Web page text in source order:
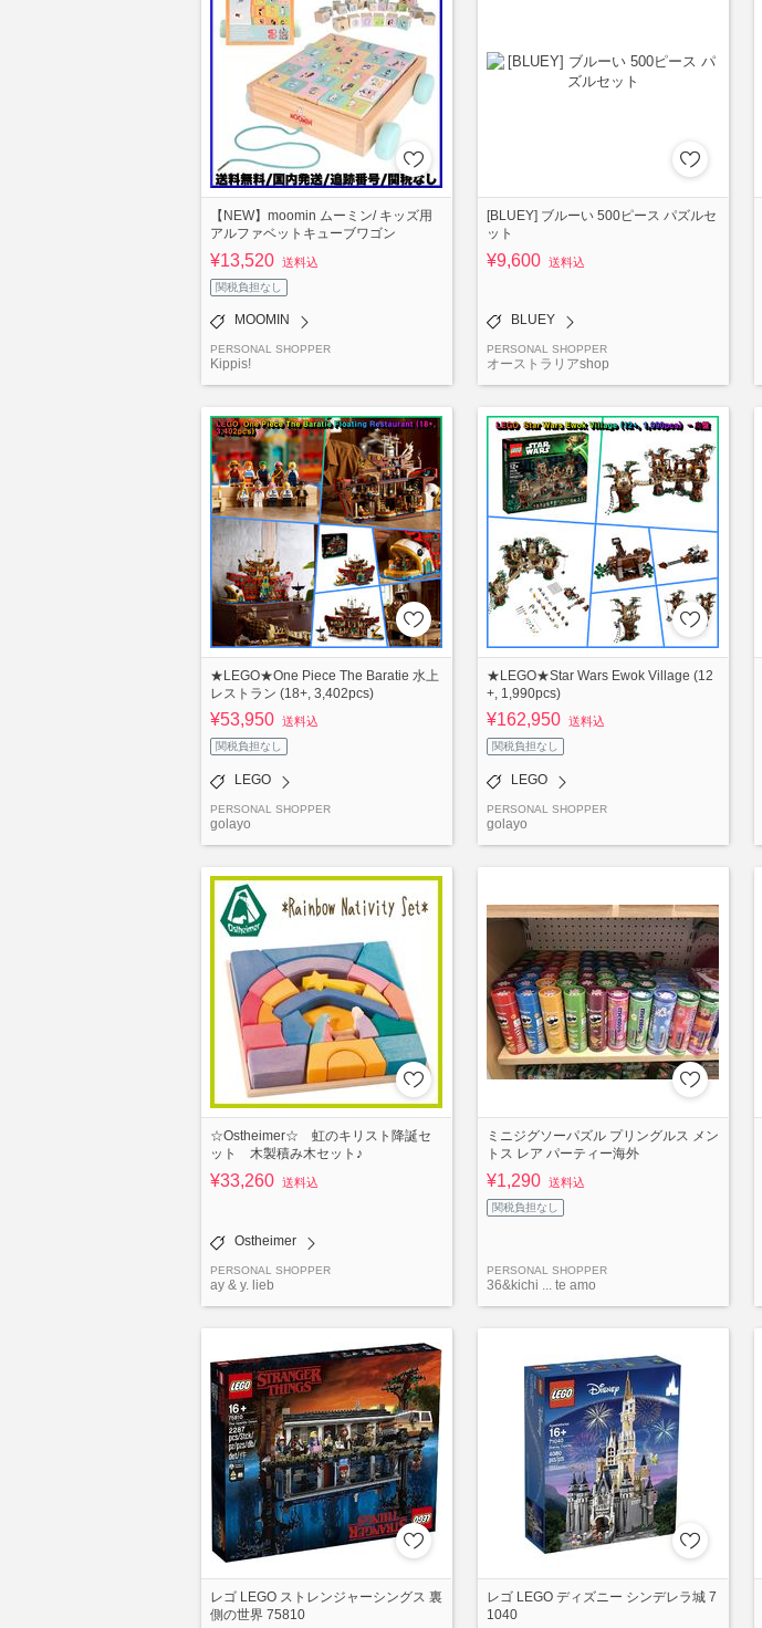
【NEW】moomin ムーミン/ キッズ用
アルファベットキューブワゴン
¥13,520 送料込
関税負担なし
MOOMIN
PERSONAL SHOPPER
Kippis!
[BLUEY] ブルーい 500ピース パズルセ
ット
¥9,600 送料込
BLUEY
PERSONAL SHOPPER
オーストラリアshop
★LEGO★One Piece The Baratie 水上
レストラン (18+, 3,402pcs)
¥53,950 送料込
関税負担なし
LEGO
PERSONAL SHOPPER
golayo
★LEGO★Star Wars Ewok Village (12
+, 1,990pcs)
¥162,950 送料込
関税負担なし
LEGO
PERSONAL SHOPPER
golayo
☆Ostheimer☆ 虹のキリスト降誕セ
ット 木製積み木セット♪
¥33,260 送料込
Ostheimer
PERSONAL SHOPPER
ay & y. lieb
ミニジグソーパズル プリングルス メン
トス レア パーティー海外
¥1,290 送料込
関税負担なし
PERSONAL SHOPPER
36&kichi ... te amo
レゴ LEGO ストレンジャーシングス 裏
側の世界 75810
レゴ LEGO ディズニー シンデレラ城 7
1040